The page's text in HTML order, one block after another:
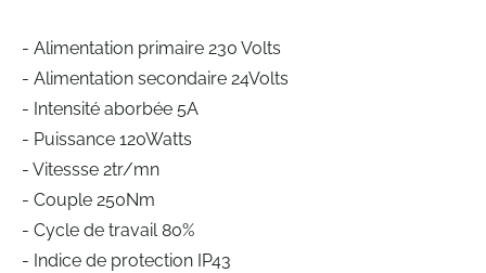
- Alimentation primaire 230 Volts
- Alimentation secondaire 24Volts
- Intensité aborbée 5A
- Puissance 120Watts
- Vitessse 2tr/mn
- Couple 250Nm
- Cycle de travail 80%
- Indice de protection IP43